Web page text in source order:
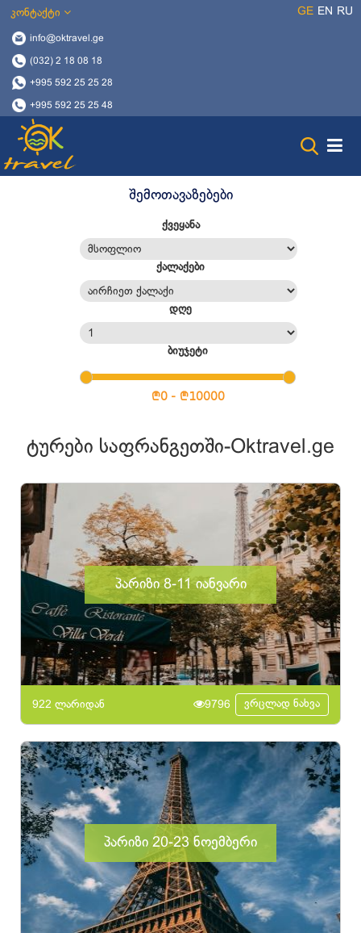
კონტაქტი
info@oktravel.ge
(032) 2 18 08 18
+995 592 25 25 28
+995 592 25 25 48
GE EN RU
შემოთავაზებები
ქვეყანა
ქალაქები
დღე
ბიუჯეტი
ტურები საფრანგეთში-Oktravel.ge
პარიზი 8-11 იანვარი
922 ლარიდან 9796 ვრცლად ნახვა
პარიზი 20-23 ნოემბერი